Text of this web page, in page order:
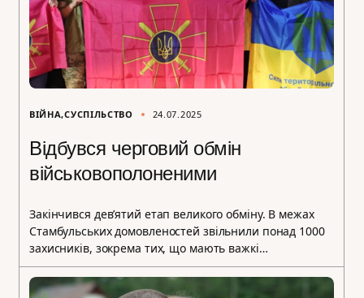
ВІЙНА СУСПІЛЬСТВО 24.07.2025
Відбувся черговий обмін
військовополоненими
Закінчився дев’ятий етап великого обміну. В межах
Стамбульських домовленостей звільнили понад 1000
захисників, зокрема тих, що мають важкі…